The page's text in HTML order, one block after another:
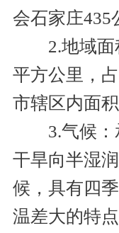
会石家庄435
2.地域面
平方公里，
市辖区内面
3.气候：
干旱向半湿
候，具有四
温差大的特